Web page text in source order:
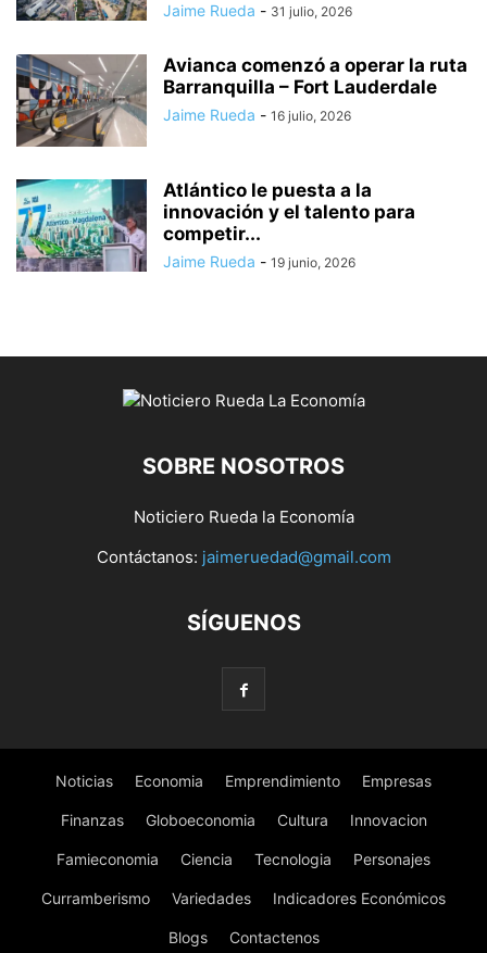
Jaime Rueda - 31 julio, 2026
Avianca comenzó a operar la ruta
Barranquilla – Fort Lauderdale
Jaime Rueda - 16 julio, 2026
Atlántico le puesta a la
innovación y el talento para
competir...
Jaime Rueda - 19 junio, 2026
SOBRE NOSOTROS
Noticiero Rueda la Economía
Contáctanos: jaimeruedad@gmail.com
SÍGUENOS
Noticias Economia Emprendimiento Empresas
Finanzas Globoeconomia Cultura Innovacion
Famieconomia Ciencia Tecnologia Personajes
Curramberismo Variedades Indicadores Económicos
Blogs Contactenos